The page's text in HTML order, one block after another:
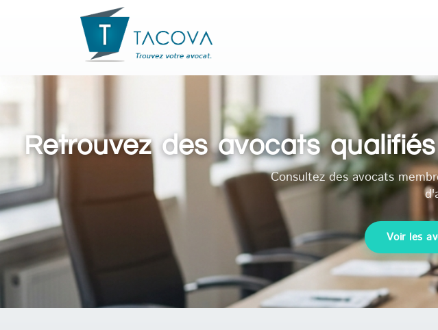
Retrouvez des avocats
Consultez des avocats
Voir les